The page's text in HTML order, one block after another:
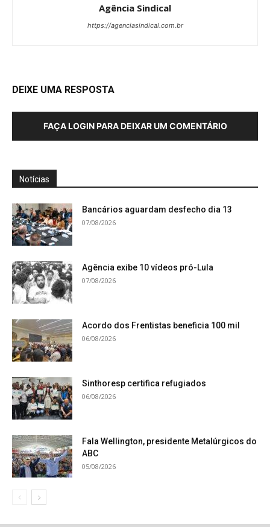
Agência Sindical
https://agenciasindical.com.br
DEIXE UMA RESPOSTA
FAÇA LOGIN PARA DEIXAR UM COMENTÁRIO
Notícias
Bancários aguardam desfecho dia 13
07/08/2026
Agência exibe 10 vídeos pró-Lula
07/08/2026
Acordo dos Frentistas beneficia 100 mil
06/08/2026
Sinthoresp certifica refugiados
06/08/2026
Fala Wellington, presidente Metalúrgicos do
ABC
05/08/2026